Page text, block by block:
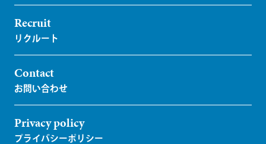
Recruit
Contact
Privacy policy